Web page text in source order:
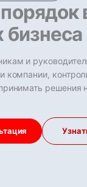
бизнеса
и
компании,
решения